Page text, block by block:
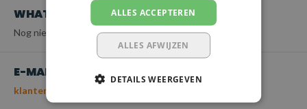
WHATSAPP
Nog niet beschikbaar
E-MAIL
klantenservice@spanbanden.nl
ALLES ACCEPTEREN
ALLES AFWIJZEN
DETAILS WEERGEVEN